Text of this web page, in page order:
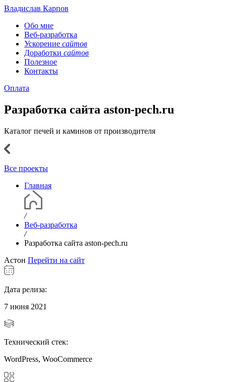
Владислав Карпов
Обо мне
Веб-разработка
Ускорение сайтов
Доработки сайтов
Полезное
Контакты
Оплата
Разработка сайта aston-pech.ru
Каталог печей и каминов от производителя
Все проекты
Главная
/
Веб-разработка
/
Разработка сайта aston-pech.ru
Астон Перейти на сайт
Дата релиза:
7 июня 2021
Технический стек:
WordPress, WooCommerce